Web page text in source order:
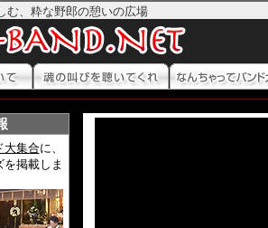
む、粋な野郎の憩いの広場
大集合に、
掲載しま